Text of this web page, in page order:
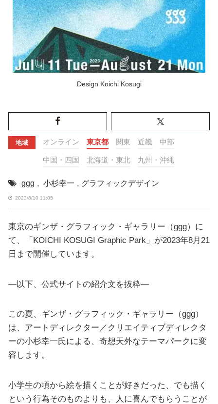
Design Koichi Kosugi
地域 オンライン 東京都 関東 近畿 中部
中国・四国 北海道・東北 九州・沖縄
ggg , 小杉幸一 , グラフィックデザイン
2023/8/10 11:05
東京のギンザ・グラフィック・ギャラリー（ggg）に
て、「KOICHI KOSUGI Graphic Park」が2023年8月21
日まで開催しています。
—以下、公式サイトの紹介文を抜粋—
この夏、ギンザ・グラフィック・ギャラリー（ggg）
は、アートディレクター／クリエイティブディレクタ
ーの小杉幸一氏による、奇想天外なテーマパークに変
容します。
小学生の頃から絵を描くことが好きだった、でも描く
という行為そのものよりも、人に喜んでもらうことが